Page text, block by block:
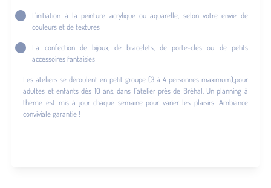
L’initiation à la peinture acrylique ou aquarelle, selon votre envie de
couleurs et de textures
La confection de bijoux, de bracelets, de porte-clés ou de petits
accessoires fantaisies
Les ateliers se déroulent en petit groupe (3 à 4 personnes maximum),pour
adultes et enfants dès 10 ans, dans l’atelier près de Bréhal. Un planning à
thème est mis à jour chaque semaine pour varier les plaisirs. Ambiance
conviviale garantie !